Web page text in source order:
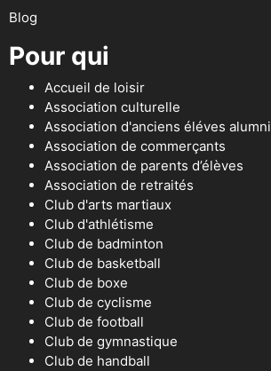
Blog
Pour qui
Accueil de loisir
Association culturelle
Association d'anciens éléves alumni
Association de commerçants
Association de parents d’élèves
Association de retraités
Club d'arts martiaux
Club d'athlétisme
Club de badminton
Club de basketball
Club de boxe
Club de cyclisme
Club de football
Club de gymnastique
Club de handball